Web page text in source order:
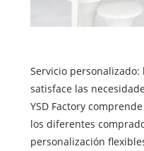
Servicio
satisface las
YSD Factory
los diferentes
personalización